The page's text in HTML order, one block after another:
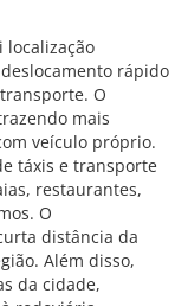
localização
rápido
O
mais
veículo próprio.
táxis e transporte
restaurantes,
O
distância da
Além disso,
da cidade,